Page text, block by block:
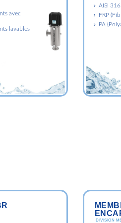
avec
lavables
AISI 316
FRP
PA
DIVISION